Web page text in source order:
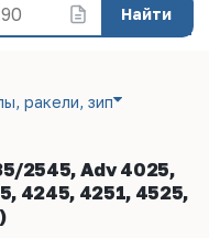
Найти
ракели, зип
2545, Adv 4025,
4245, 4251, 4525,